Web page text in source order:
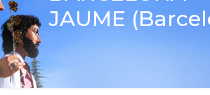
JAUME